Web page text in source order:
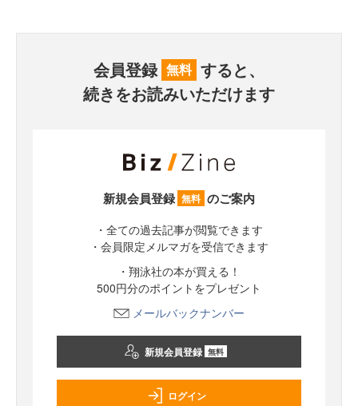
会員登録 無料 すると、
続きをお読みいただけます
新規会員登録 無料 のご案内
・全ての過去記事が閲覧できます
・会員限定メルマガを受信できます
・翔泳社の本が買える！
500円分のポイントをプレゼント
メールバックナンバー
新規会員登録 無料
ログイン